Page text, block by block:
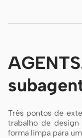
Três pontos de
trabalho de
forma limpa para